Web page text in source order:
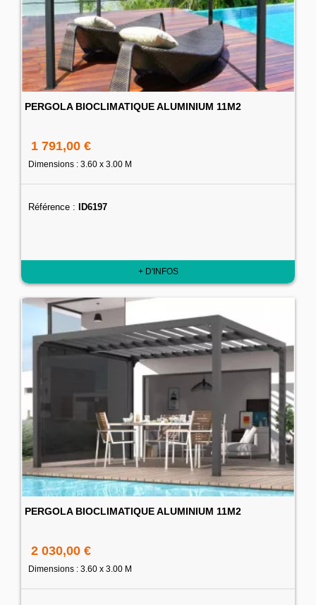
PERGOLA BIOCLIMATIQUE ALUMINIUM 11M2
1 791,00 €
Dimensions : 3.60 x 3.00 M
Référence : ID6197
+ D'INFOS
PERGOLA BIOCLIMATIQUE ALUMINIUM 11M2
2 030,00 €
Dimensions : 3.60 x 3.00 M